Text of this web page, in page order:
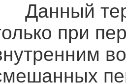
Данный
при